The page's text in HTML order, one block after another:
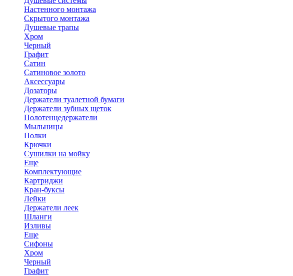
Настенного монтажа
Скрытого монтажа
Душевые трапы
Хром
Черный
Графит
Сатин
Сатиновое золото
Аксессуары
Дозаторы
Держатели туалетной бумаги
Держатели зубных щеток
Полотенцедержатели
Мыльницы
Полки
Крючки
Сушилки на мойку
Еще
Комплектующие
Картриджи
Кран-буксы
Лейки
Держатели леек
Шланги
Изливы
Еще
Сифоны
Хром
Черный
Графит